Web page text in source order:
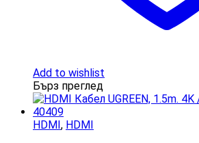
Add to wishlist
Бърз преглед
HDMI, HDMI